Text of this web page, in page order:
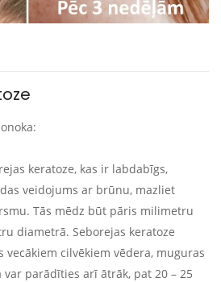
keratoze, kas ir labdabīgs,
veidojums ar brūnu, mazliet
Tās mēdz būt pāris milimetru
diametrā. Seborejas keratoze
vecākiem cilvēkiem vēdera, muguras
var parādīties arī ātrāk, pat 20 – 25